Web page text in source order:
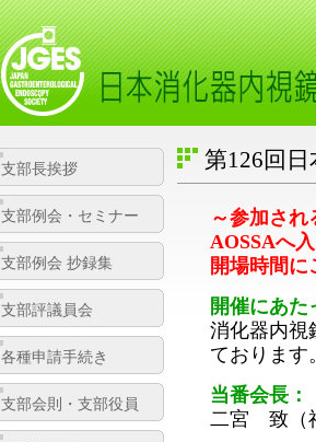
支部長挨拶
支部例会・セミナー
支部例会 抄録集
支部評議員会
各種申請手続き
支部会則・支部役員
第126回
～参加され
AOSSAへ
開場時間
開催にあた
消化器内視
ております
当番会長：
二宮 致（